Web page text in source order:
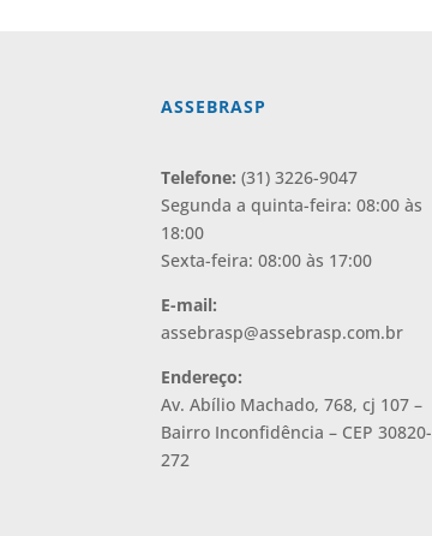
ASSEBRASP
Telefone: (31) 3226-9047
Segunda a quinta-feira: 08:00 às
18:00
Sexta-feira: 08:00 às 17:00
E-mail:
assebrasp@assebrasp.com.br
Endereço:
Av. Abílio Machado, 768, cj 107 –
Bairro Inconfidência – CEP 30820-
272